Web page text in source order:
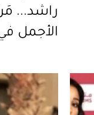
راشد...
الأجمل